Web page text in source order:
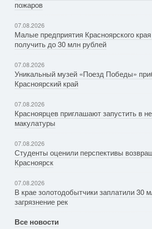
пожаров
07.08.2026
Малые предприятия Красноярского
получить до 30 млн рублей
07.08.2026
Уникальный музей «Поезд Победы»
Красноярский край
07.08.2026
Красноярцев приглашают запустить в
макулатуры
07.08.2026
Студенты оценили перспективы
Красноярск
07.08.2026
В крае золотодобытчики заплатили 30
загрязнение рек
Все новости